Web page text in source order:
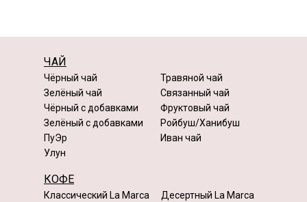
ЧАЙ
Чёрный чай
Зелёный чай
Чёрный с добавками
Зелёный с добавками
ПуЭр
Улун
Травяной чай
Связанный чай
Фруктовый чай
Ройбуш/Ханибуш
Иван чай
Классический La Marca
КОФЕ
Десертный La Marca